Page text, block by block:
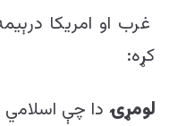
غرب او امریکا
کړه:
لومړۍ دا چې اسلامي